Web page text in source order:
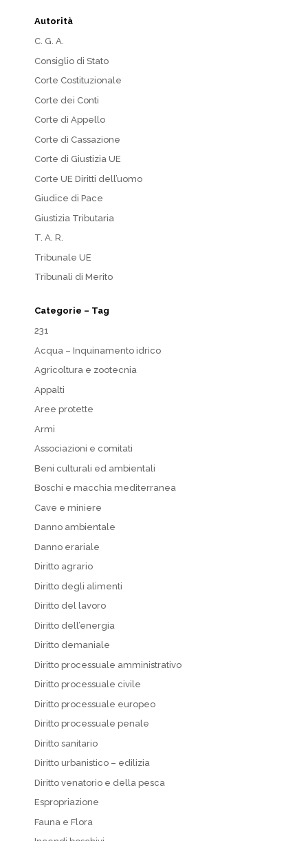
Autorità
C. G. A.
Consiglio di Stato
Corte Costituzionale
Corte dei Conti
Corte di Appello
Corte di Cassazione
Corte di Giustizia UE
Corte UE Diritti dell’uomo
Giudice di Pace
Giustizia Tributaria
T. A. R.
Tribunale UE
Tribunali di Merito
Categorie – Tag
231
Acqua – Inquinamento idrico
Agricoltura e zootecnia
Appalti
Aree protette
Armi
Associazioni e comitati
Beni culturali ed ambientali
Boschi e macchia mediterranea
Cave e miniere
Danno ambientale
Danno erariale
Diritto agrario
Diritto degli alimenti
Diritto del lavoro
Diritto dell’energia
Diritto demaniale
Diritto processuale amministrativo
Diritto processuale civile
Diritto processuale europeo
Diritto processuale penale
Diritto sanitario
Diritto urbanistico – edilizia
Diritto venatorio e della pesca
Espropriazione
Fauna e Flora